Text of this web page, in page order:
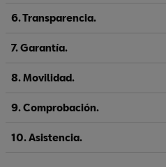
6. Transparencia.
7. Garantía.
8. Movilidad.
9. Comprobación.
10. Asistencia.